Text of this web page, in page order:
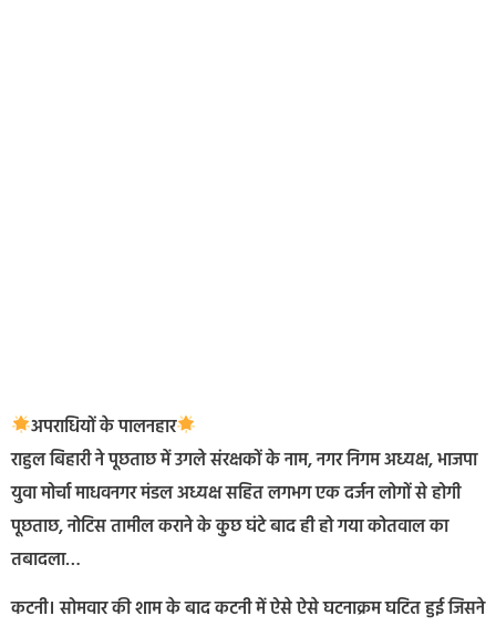
अपराधियों के पालनहार
राहुल बिहारी ने पूछताछ में उगले संरक्षकों के नाम, नगर निगम अध्यक्ष, भाजपा
युवा मोर्चा माधवनगर मंडल अध्यक्ष सहित लगभग एक दर्जन लोगों से होगी
पूछताछ, नोटिस तामील कराने के कुछ घंटे बाद ही हो गया कोतवाल का
तबादला…
कटनी। सोमवार की शाम के बाद कटनी में ऐसे ऐसे घटनाक्रम घटित हुई जिसने